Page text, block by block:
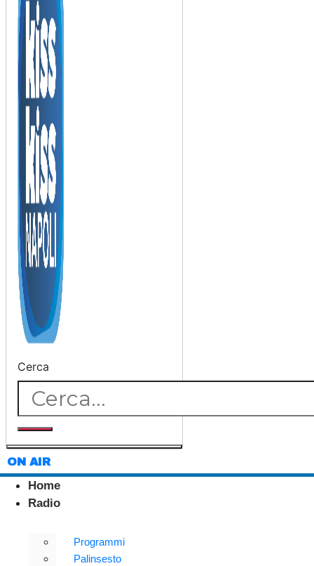
Cerca
ON AIR
Home
Radio
Programmi
Palinsesto